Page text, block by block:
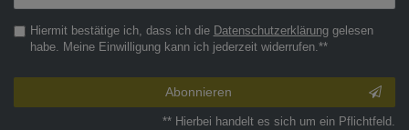
Hiermit bestätige ich, dass ich die Daten­schutz­erklärunggelesen
habe. Meine Einwilligung kann ich jederzeit widerrufen.**
Abonnieren
** Hierbei handelt es sich um ein Pflichtfeld.